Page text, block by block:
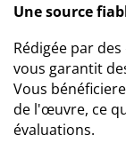
Une source
Rédigée par
vous garantit
Vous
de l'œuvre, ce
évaluations.